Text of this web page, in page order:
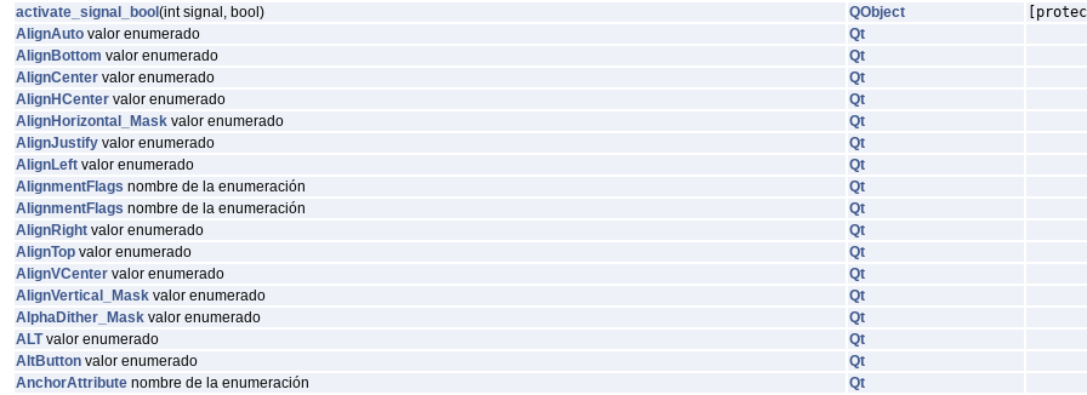
activate_signal_bool (int signal, bool) QObject
AlignAuto valor enumerado
Qt
AlignBottom valor enumerado
Qt
AlignCenter valor enumerado
Qt
AlignHCenter valor enumerado
Qt
AlignHorizontal_Mask valor enumerado
Qt
AlignJustify valor enumerado
Qt
AlignLeft valor enumerado
Qt
AlignmentFlags nombre de la enumeración
Qt
AlignmentFlags nombre de la enumeración
Qt
AlignRight valor enumerado
Qt
AlignTop valor enumerado
Qt
AlignVCenter valor enumerado
Qt
AlignVertical_Mask valor enumerado
Qt
AlphaDither_Mask valor enumerado
Qt
ALTvalor enumerado
Qt
AltButton valor enumerado
Qt
AnchorAttribute nombre de la enumeración
Qt